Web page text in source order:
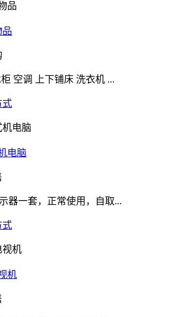
品
空调 上下铺床 洗衣机 ...
式
电脑
器一套，正常使用，自取...
式
机